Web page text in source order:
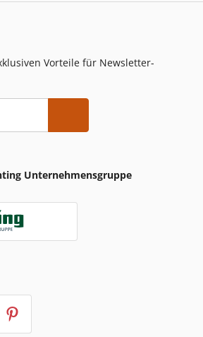
Vorteile für Newsletter-
Unternehmensgruppe